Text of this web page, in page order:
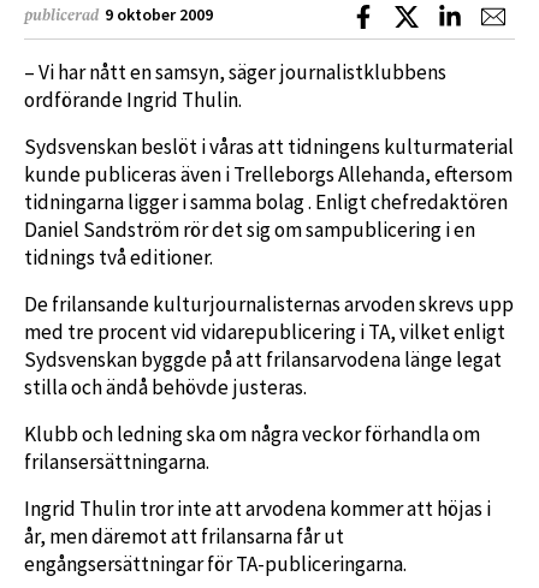
publicerad 9 oktober 2009 Dela på Facebook
Dela på XDela på
– Vi har nått en samsyn, säger journalistklubbens
ordförande Ingrid Thulin.
Sydsvenskan beslöt i våras att tidningens kulturmaterial
kunde publiceras även i Trelleborgs Allehanda, eftersom
tidningarna ligger i samma bolag . Enligt chefredaktören
Daniel Sandström rör det sig om sampublicering i en
tidnings två editioner.
De frilansande kulturjournalisternas arvoden skrevs upp
med tre procent vid vidarepublicering i TA, vilket enligt
Sydsvenskan byggde på att frilansarvodena länge legat
stilla och ändå behövde justeras.
Klubb och ledning ska om några veckor förhandla om
frilansersättningarna.
Ingrid Thulin tror inte att arvodena kommer att höjas i
år, men däremot att frilansarna får ut
engångsersättningar för TA-publiceringarna.